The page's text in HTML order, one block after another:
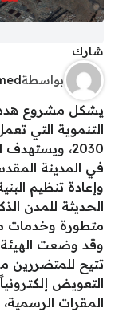
شارك
بواسطة
يشكل مشروع هدد
التنموية التي
2030،
في المدينة
وإعادة تنظيم
الحديثة للمدن
متطورة وخدمات
وقد وضعت الهيئة
تتيح للمتضررين
التعويض
المقرات